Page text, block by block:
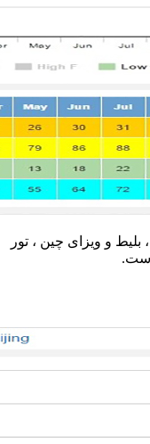
بلیط و ویزای چین ، تور